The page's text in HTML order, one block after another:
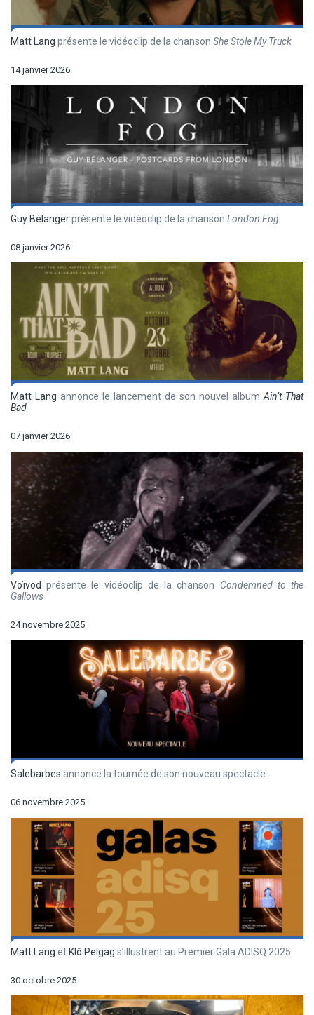
Matt Lang présente le vidéoclip de la chanson She Stole My Truck
14 janvier 2026
Guy Bélangerprésente le vidéoclip de la chanson London Fog
08 janvier 2026
Matt Lang annonce le lancement de son nouvel album Ain’t That
Bad
07 janvier 2026
Voïvod présente le vidéoclip de la chanson Condemned to the
Gallows
24 novembre 2025
Salebarbes annonce la tournée de son nouveau spectacle
06 novembre 2025
Matt Lang etKlô Pelgag s’illustrent au Premier Gala ADISQ 2025
30 octobre 2025